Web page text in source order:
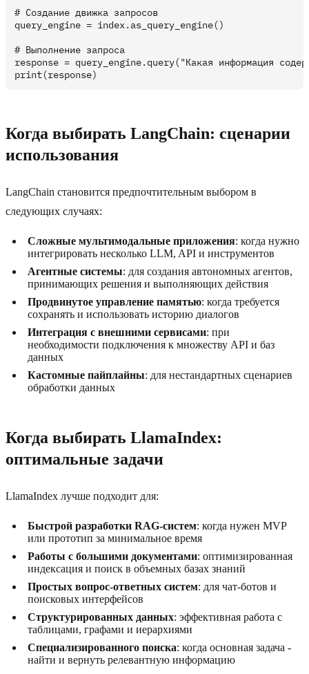
# Создание движка запросов
query_engine = index.as_query_engine()
# Выполнение запроса
response = query_engine.query("Какая информация
Когда выбирать LangChain: сценарии
использования
LangChain становится предпочтительным выбором в
следующих случаях:
Сложные мультимодальные приложения: когда нужно
интегрировать несколько LLM, API и инструментов
Агентные системы: для создания автономных агентов,
принимающих решения и выполняющих действия
Продвинутое управление памятью: когда требуется
сохранять и использовать историю диалогов
Интеграция с внешними сервисами: при
необходимости подключения к множеству API и баз
данных
Кастомные пайплайны: для нестандартных сценариев
обработки данных
Когда выбирать LlamaIndex:
оптимальные задачи
LlamaIndex лучше подходит для:
Быстрой разработки RAG-систем: когда нужен MVP
или прототип за минимальное время
Работы с большими документами: оптимизированная
индексация и поиск в объемных базах знаний
Простых вопрос-ответных систем: для чат-ботов и
поисковых интерфейсов
Структурированных данных: эффективная работа с
таблицами, графами и иерархиями
Специализированного поиска: когда основная задача -
найти и вернуть релевантную информацию